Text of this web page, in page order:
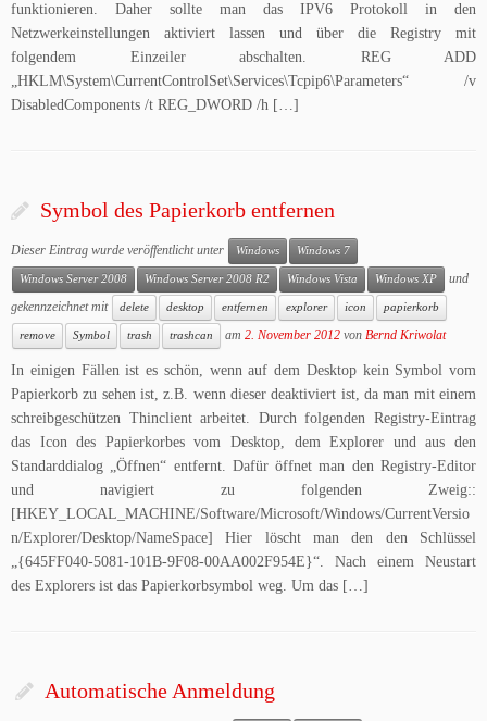
funktionieren. Daher sollte man das IPV6 Protokoll in den
Netzwerkeinstellungen aktiviert lassen und über die Registry mit
folgendem Einzeiler abschalten. REG ADD
„HKLM\System\CurrentControlSet\Services\Tcpip6\Parameters“ /v
DisabledComponents /t REG_DWORD /h […]
Symbol des Papierkorb entfernen
Dieser Eintrag wurde veröffentlicht unter Windows Windows 7
Windows Server 2008 Windows Server 2008 R2 Windows Vista Windows XP
und
gekennzeichnet mit
delete desktop entfernen explorer icon papierkorb
remove Symbol trash trashcan am 2. November 2012 von Bernd Kriwolat
In einigen Fällen ist es schön, wenn auf dem Desktop kein Symbol vom
Papierkorb zu sehen ist, z.B. wenn dieser deaktiviert ist, da man mit einem
schreibgeschützen Thinclient arbeitet. Durch folgenden Registry-Eintrag
das Icon des Papierkorbes vom Desktop, dem Explorer und aus den
Standarddialog „Öffnen“ entfernt. Dafür öffnet man den Registry-Editor
und navigiert zu folgenden Zweig::
[HKEY_LOCAL_MACHINE/Software/Microsoft/Windows/CurrentVersio
n/Explorer/Desktop/NameSpace] Hier löscht man den den Schlüssel
„{645FF040-5081-101B-9F08-00AA002F954E}“. Nach einem Neustart
des Explorers ist das Papierkorbsymbol weg. Um das […]
Automatische Anmeldung